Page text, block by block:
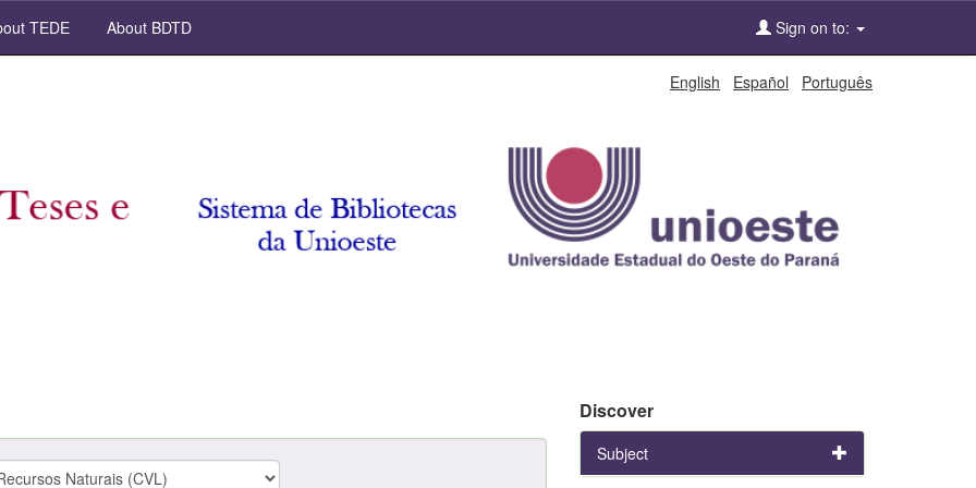
TEDE About BDTD Sign on to:
English Español Português
Discover
Subject